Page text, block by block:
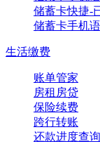
储蓄卡快捷-
储蓄卡手机
生活缴费
账单管家
房租房贷
保险续费
跨行转账
还款进度查询